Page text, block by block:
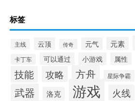
标签
主线 云顶 传奇 元气 元素
卡丁车 可以通过 小游戏 属性
技能 攻略 方舟 星际争霸
武器 洛克 游戏 火线